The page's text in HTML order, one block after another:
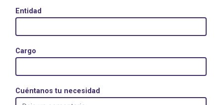
Entidad
Cargo
Cuéntanos tu necesidad